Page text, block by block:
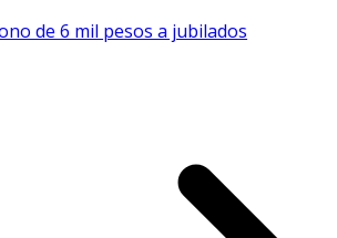
de 6 mil pesos a jubilados